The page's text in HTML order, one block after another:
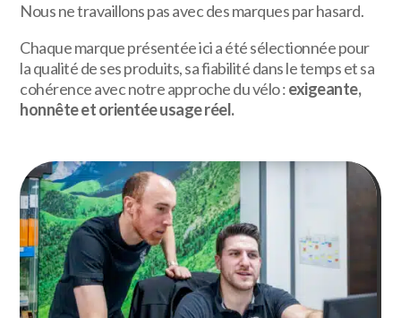
Nous ne travaillons pas avec des marques par hasard.
Chaque marque présentée ici a été sélectionnée pour
la qualité de ses produits, sa fiabilité dans le temps et sa
cohérence avec notre approche du vélo :exigeante,
honnête et orientée usage réel.